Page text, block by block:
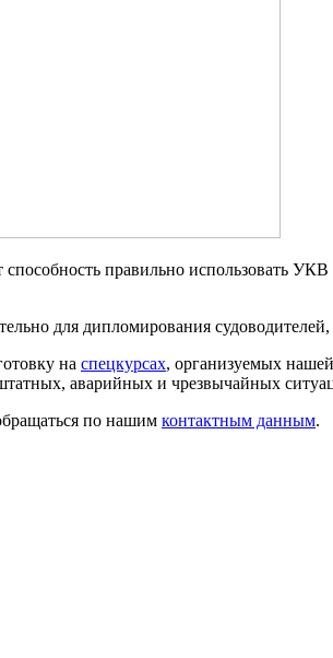
правильно использовать
для дипломирования
на спецкурсах, организуемых
аварийных и чрезвычайных
по нашим контактным данным.